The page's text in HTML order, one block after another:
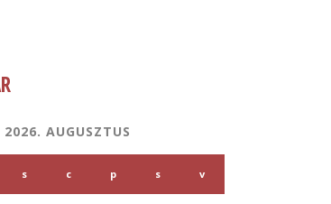
2026. AUGUSZTUS
s c p s v